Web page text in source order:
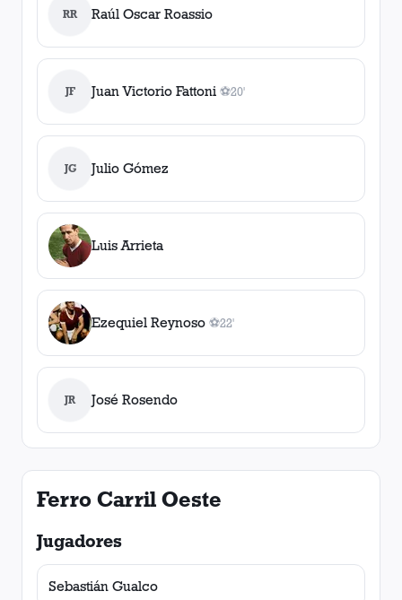
RR Raúl Oscar Roassio
JF Juan Victorio Fattoni ⚽
1gol
20'
JG Julio Gómez
Luis Arrieta
Ezequiel Reynoso ⚽
1gol
22'
JR José Rosendo
Ferro Carril Oeste
Jugadores
Sebastián Gualco